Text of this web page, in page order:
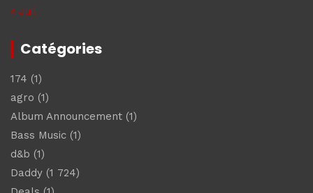
« Juil
Catégories
174 (1)
agro (1)
Album Announcement (1)
Bass Music (1)
d&b (1)
Daddy (1 724)